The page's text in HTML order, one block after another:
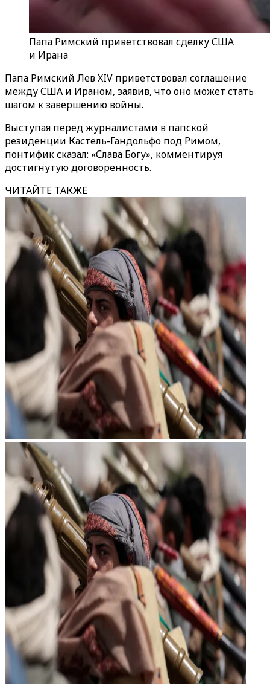
Папа Римский приветствовал сделку США
и Ирана
Папа Римский Лев XIV приветствовал соглашение
между США и Ираном, заявив, что оно может стать
шагом к завершению войны.
Выступая перед журналистами в папской
резиденции Кастель-Гандольфо под Римом,
понтифик сказал: «Слава Богу», комментируя
достигнутую договоренность.
ЧИТАЙТЕ ТАКЖЕ